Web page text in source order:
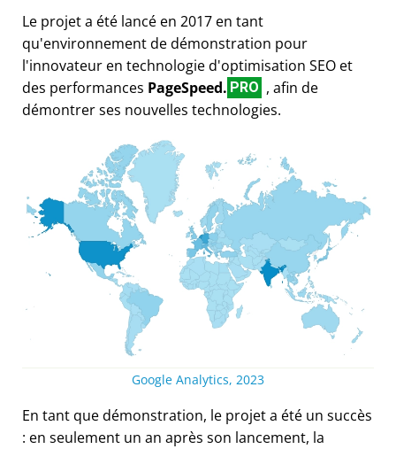
Le projet a été lancé en 2017 en tant
qu'environnement de démonstration pour
l'innovateur en technologie d'optimisation SEO et
des performances PageSpeed. PRO , afin de
démontrer ses nouvelles technologies.
Google Analytics, 2023
En tant que démonstration, le projet a été un succès
: en seulement un an après son lancement, la